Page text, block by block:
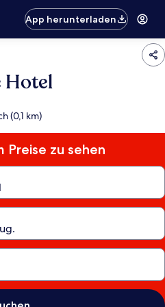
App herunterladen
Hotel
(0,1 km)
Preise zu sehen